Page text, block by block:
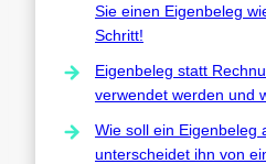
Sie einen Eigenbeleg
Schritt!
Eigenbeleg statt
verwendet werden und
Wie soll ein Eigenbeleg
unterscheidet ihn von